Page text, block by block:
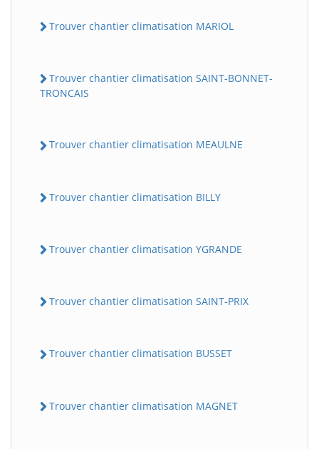
Trouver chantier climatisation MARIOL
Trouver chantier climatisation SAINT-BONNET-
TRONCAIS
Trouver chantier climatisation MEAULNE
Trouver chantier climatisation BILLY
Trouver chantier climatisation YGRANDE
Trouver chantier climatisation SAINT-PRIX
Trouver chantier climatisation BUSSET
Trouver chantier climatisation MAGNET